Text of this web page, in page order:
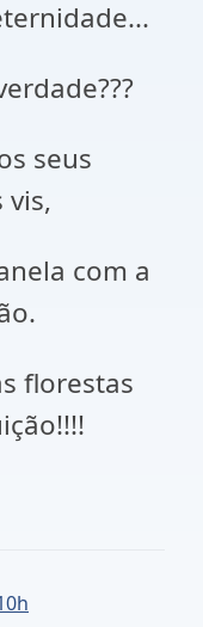
seus
vis,
com a
florestas